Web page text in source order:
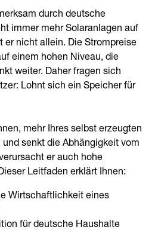
durch deutsche
immer mehr Solaranlagen auf
er nicht allein. Die Strompreise
einem hohen Niveau, die
weiter. Daher fragen sich
Lohnt sich ein Speicher für
mehr Ihres selbst erzeugten
senkt die Abhängigkeit vom
er auch hohe
Leitfaden erklärt Ihnen:
Wirtschaftlichkeit eines
für deutsche Haushalte